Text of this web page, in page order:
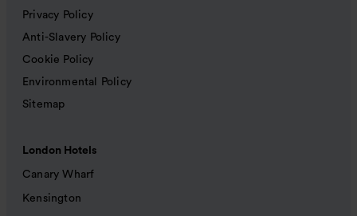
Privacy Policy
Anti-Slavery Policy
Cookie Policy
Environmental Policy
Sitemap
London Hotels
Canary Wharf
Kensington